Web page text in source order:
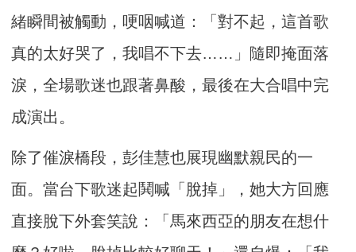
緒瞬間被觸動，哽咽喊道：「對不起，這首歌
真的太好哭了，我唱不下去……」隨即掩面落
淚，全場歌迷也跟著鼻酸，最後在大合唱中完
成演出。
除了催淚橋段，彭佳慧也展現幽默親民的一
面。當台下歌迷起鬨喊「脫掉」，她大方回應
直接脫下外套笑說：「馬來西亞的朋友在想什